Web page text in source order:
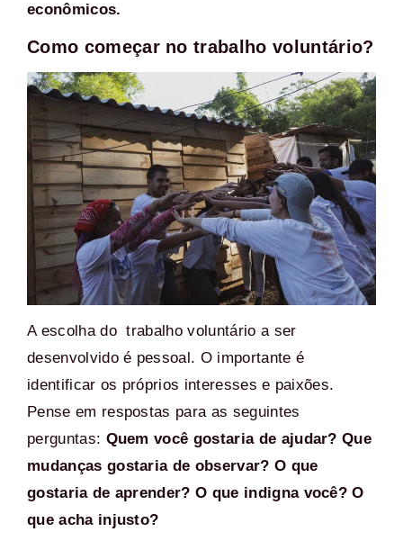
econômicos.
Como começar no trabalho voluntário?
A escolha do trabalho voluntário a ser
desenvolvido é pessoal. O importante é
identificar os próprios interesses e paixões.
Pense em respostas para as seguintes
perguntas: Quem você gostaria de ajudar? Que
mudanças gostaria de observar? O que
gostaria de aprender? O que indigna você? O
que acha injusto?